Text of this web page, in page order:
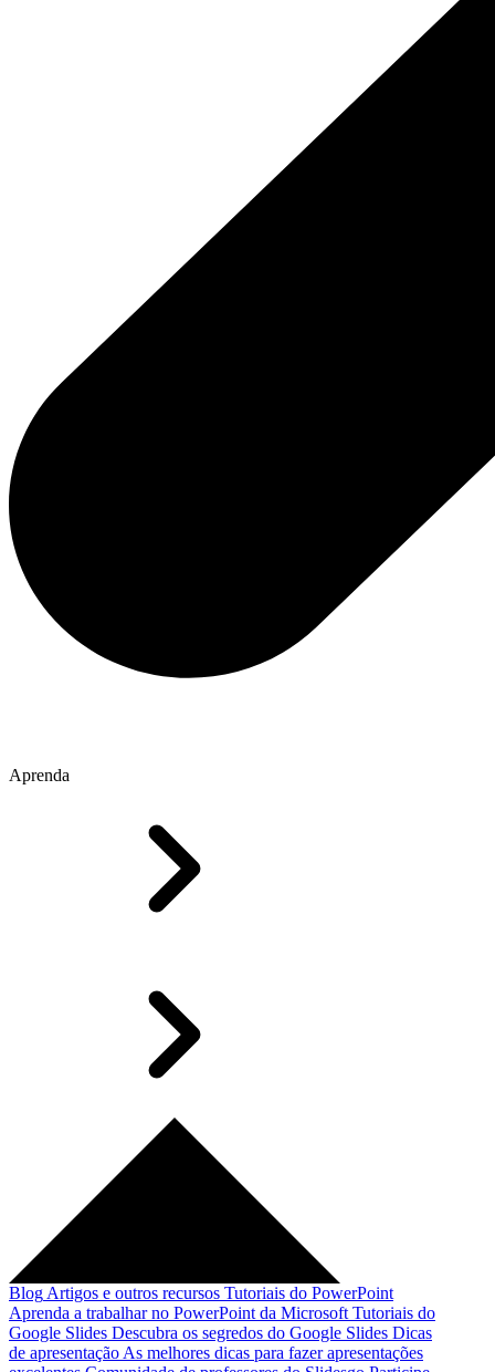
Aprenda
Blog Artigos e outros recursos Tutoriais do PowerPoint
Aprenda a trabalhar no PowerPoint da Microsoft Tutoriais do
Google Slides Descubra os segredos do Google Slides Dicas
de apresentação As melhores dicas para fazer apresentações